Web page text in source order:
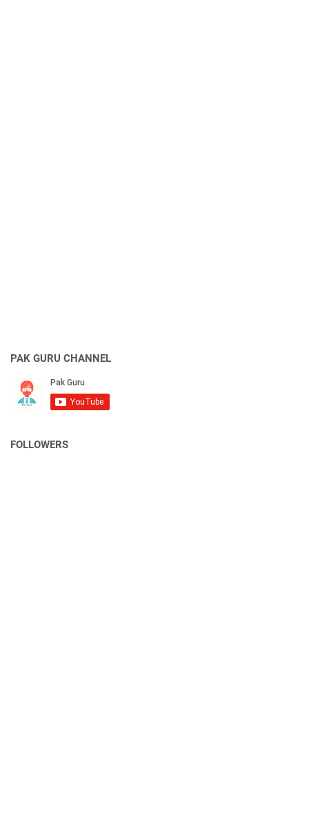
PAK GURU CHANNEL
FOLLOWERS